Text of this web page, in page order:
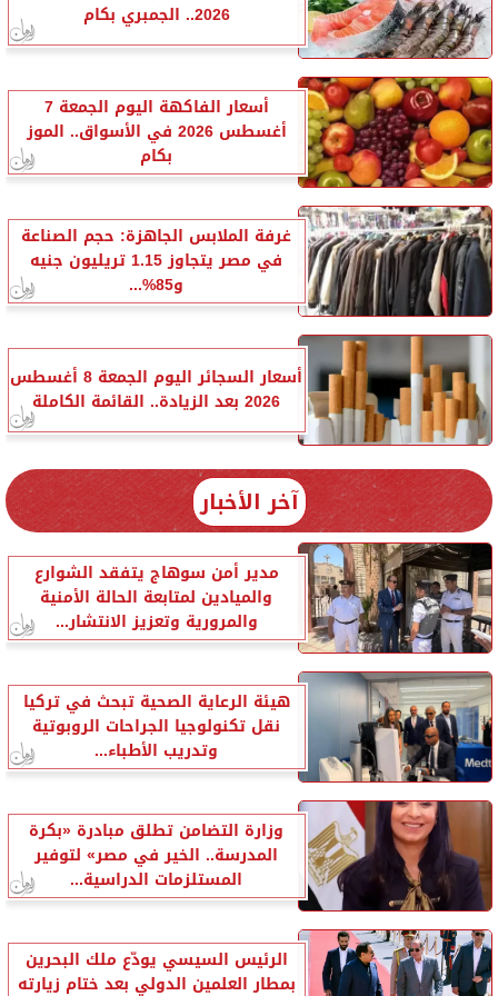
2026.. الجمبري بكام
أسعار الفاكهة اليوم الجمعة 7
أغسطس 2026 في الأسواق.. الموز
بكام
غرفة الملابس الجاهزة: حجم الصناعة
في مصر يتجاوز 1.15 تريليون جنيه
و85%...
أسعار السجائر اليوم الجمعة 8 أغسطس
2026 بعد الزيادة.. القائمة الكاملة
آخر الأخبار
مدير أمن سوهاج يتفقد الشوارع
والميادين لمتابعة الحالة الأمنية
والمرورية وتعزيز الانتشار...
هيئة الرعاية الصحية تبحث في تركيا
نقل تكنولوجيا الجراحات الروبوتية
وتدريب الأطباء...
وزارة التضامن تطلق مبادرة «بكرة
المدرسة.. الخير في مصر» لتوفير
المستلزمات الدراسية...
الرئيس السيسي يودّع ملك البحرين
بمطار العلمين الدولي بعد ختام زيارته